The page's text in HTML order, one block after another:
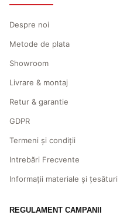
Despre noi
Metode de plata
Showroom
Livrare & montaj
Retur & garantie
GDPR
Termeni și condiții
Intrebări Frecvente
Informații materiale și țesături
REGULAMENT CAMPANII